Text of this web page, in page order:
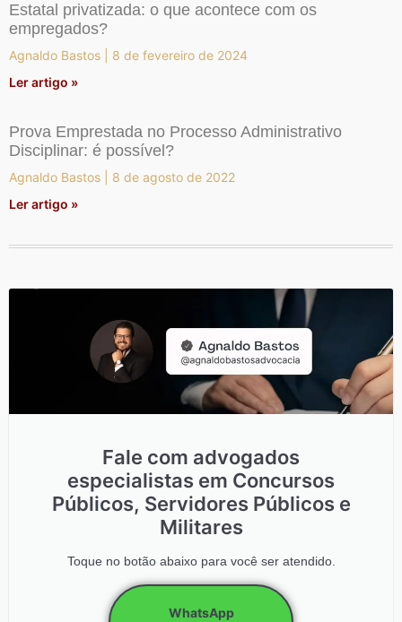
Estatal privatizada: o que acontece com os
empregados?
Agnaldo Bastos
8 de fevereiro de 2024
Ler artigo »
Prova Emprestada no Processo Administrativo
Disciplinar: é possível?
Agnaldo Bastos
8 de agosto de 2022
Ler artigo »
Fale com advogados
especialistas em Concursos
Públicos, Servidores Públicos e
Militares
Toque no botão abaixo para você ser atendido.
WhatsApp